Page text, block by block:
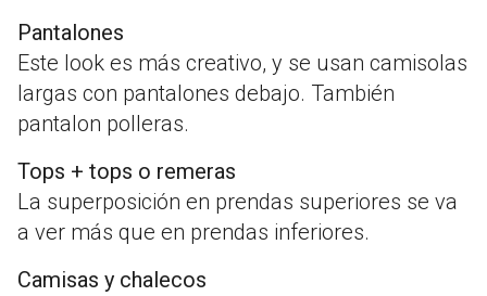
Pantalones
Este look es más creativo, y se usan camisolas
largas con pantalones debajo. También
pantalon polleras.
Tops + tops o remeras
La superposición en prendas superiores se va
a ver más que en prendas inferiores.
Camisas y chalecos